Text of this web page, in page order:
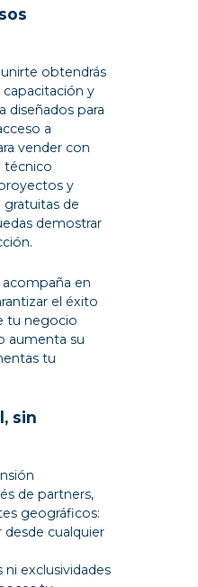
obtendrás
y
diseñados para
a
vender con
técnico
y
de
demostrar
en
el éxito
tu negocio
aumenta su
tu
sin
de partners,
geográficos:
cualquier
exclusividades